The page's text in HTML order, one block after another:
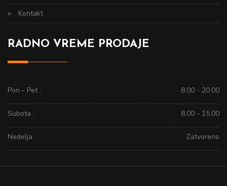
Kontakt
RADNO VREME PRODAJE
Pon - Pet : 8.00 - 20.00
Subota : 8.00 - 15.00
Nedelja : Zatvoreno